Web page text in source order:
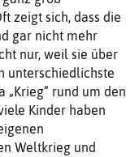
zeigt sich, dass die
gar nicht mehr
nur, weil sie über
unterschiedlichste
rund um den
Kinder haben
Weltkrieg und